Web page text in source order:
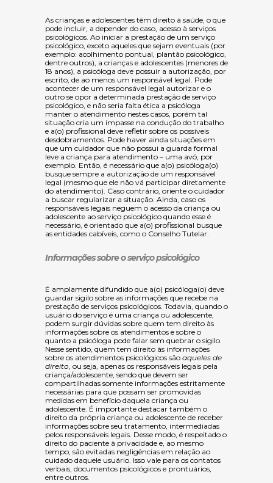
As crianças e adolescentes têm direito à saúde, o que
pode incluir, a depender do caso, acesso à serviços
psicológicos. Ao iniciar a prestação de um serviço
psicológico, exceto aqueles que sejam eventuais (por
exemplo: acolhimento pontual, plantão psicológico,
dentre outros), a crianças e adolescentes (menores de
18 anos), a psicóloga deve possuir a autorização, por
escrito, de ao menos um responsável legal. Pode
acontecer de um responsável legal autorizar e o
outro se opor a determinada prestação de serviço
psicológico, e não seria falta ética a psicóloga
manter o atendimento nestes casos, porém tal
situação cria um impasse na condução do trabalho
e a(o) profissional deve refletir sobre os possíveis
desdobramentos. Pode haver ainda situações em
que um cuidador que não possui a guarda formal
leve a criança para atendimento – uma avó, por
exemplo. Então, é necessário que a(o) psicóloga(o)
busque sempre a autorização de um responsável
legal (mesmo que ele não vá participar diretamente
do atendimento). Caso contrário, oriente o cuidador
a buscar regularizar a situação. Ainda, caso os
responsáveis legais neguem o acesso da criança ou
adolescente ao serviço psicológico quando esse é
necessário, é orientado que a(o) profissional busque
as entidades cabíveis, como o Conselho Tutelar.
Informações sobre o serviço psicológico
É amplamente difundido que a(o) psicóloga(o) deve
guardar sigilo sobre as informações que recebe na
prestação de serviços psicológicos. Todavia, quando o
usuário do serviço é uma criança ou adolescente,
podem surgir dúvidas sobre quem tem direito às
informações sobre os atendimentos e sobre o
quanto a psicóloga pode falar sem quebrar o sigilo.
Nesse sentido, quem tem direito às informações
sobre os atendimentos psicológicos são aqueles de
direito, ou seja, apenas os responsáveis legais pela
criança/adolescente, sendo que devem ser
compartilhadas somente informações estritamente
necessárias para que possam ser promovidas
medidas em benefício daquela criança ou
adolescente. É importante destacar também o
direito da própria criança ou adolescente de receber
informações sobre seu tratamento, intermediadas
pelos responsáveis legais. Desse modo, é respeitado o
direito do paciente à privacidade e, ao mesmo
tempo, são evitadas negligências em relação ao
cuidado daquele usuário. Isso vale para os contatos
verbais, documentos psicológicos e prontuários,
entre outros.